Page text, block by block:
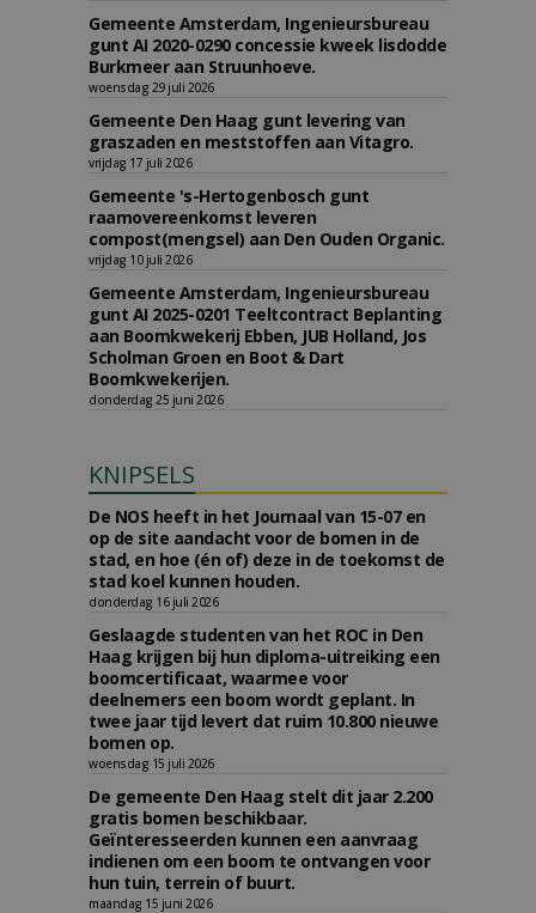
Gemeente Amsterdam, Ingenieursbureau
gunt AI 2020-0290 concessie kweek lisdodde
Burkmeer aan Struunhoeve.
woensdag 29 juli 2026
Gemeente Den Haag gunt levering van
graszaden en meststoffen aan Vitagro.
vrijdag 17 juli 2026
Gemeente 's-Hertogenbosch gunt
raamovereenkomst leveren
compost(mengsel) aan Den Ouden Organic.
vrijdag 10 juli 2026
Gemeente Amsterdam, Ingenieursbureau
gunt AI 2025-0201 Teeltcontract Beplanting
aan Boomkwekerij Ebben, JUB Holland, Jos
Scholman Groen en Boot & Dart
Boomkwekerijen.
donderdag 25 juni 2026
KNIPSELS
De NOS heeft in het Journaal van 15-07 en
op de site aandacht voor de bomen in de
stad, en hoe (én of) deze in de toekomst de
stad koel kunnen houden.
donderdag 16 juli 2026
Geslaagde studenten van het ROC in Den
Haag krijgen bij hun diploma-uitreiking een
boomcertificaat, waarmee voor
deelnemers een boom wordt geplant. In
twee jaar tijd levert dat ruim 10.800 nieuwe
bomen op.
woensdag 15 juli 2026
De gemeente Den Haag stelt dit jaar 2.200
gratis bomen beschikbaar.
Geïnteresseerden kunnen een aanvraag
indienen om een boom te ontvangen voor
hun tuin, terrein of buurt.
maandag 15 juni 2026